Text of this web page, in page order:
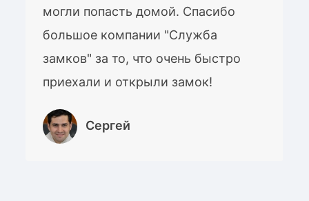
могли попасть домой. Спасибо
большое компании "Служба
замков" за то, что очень быстро
приехали и открыли замок!
Сергей